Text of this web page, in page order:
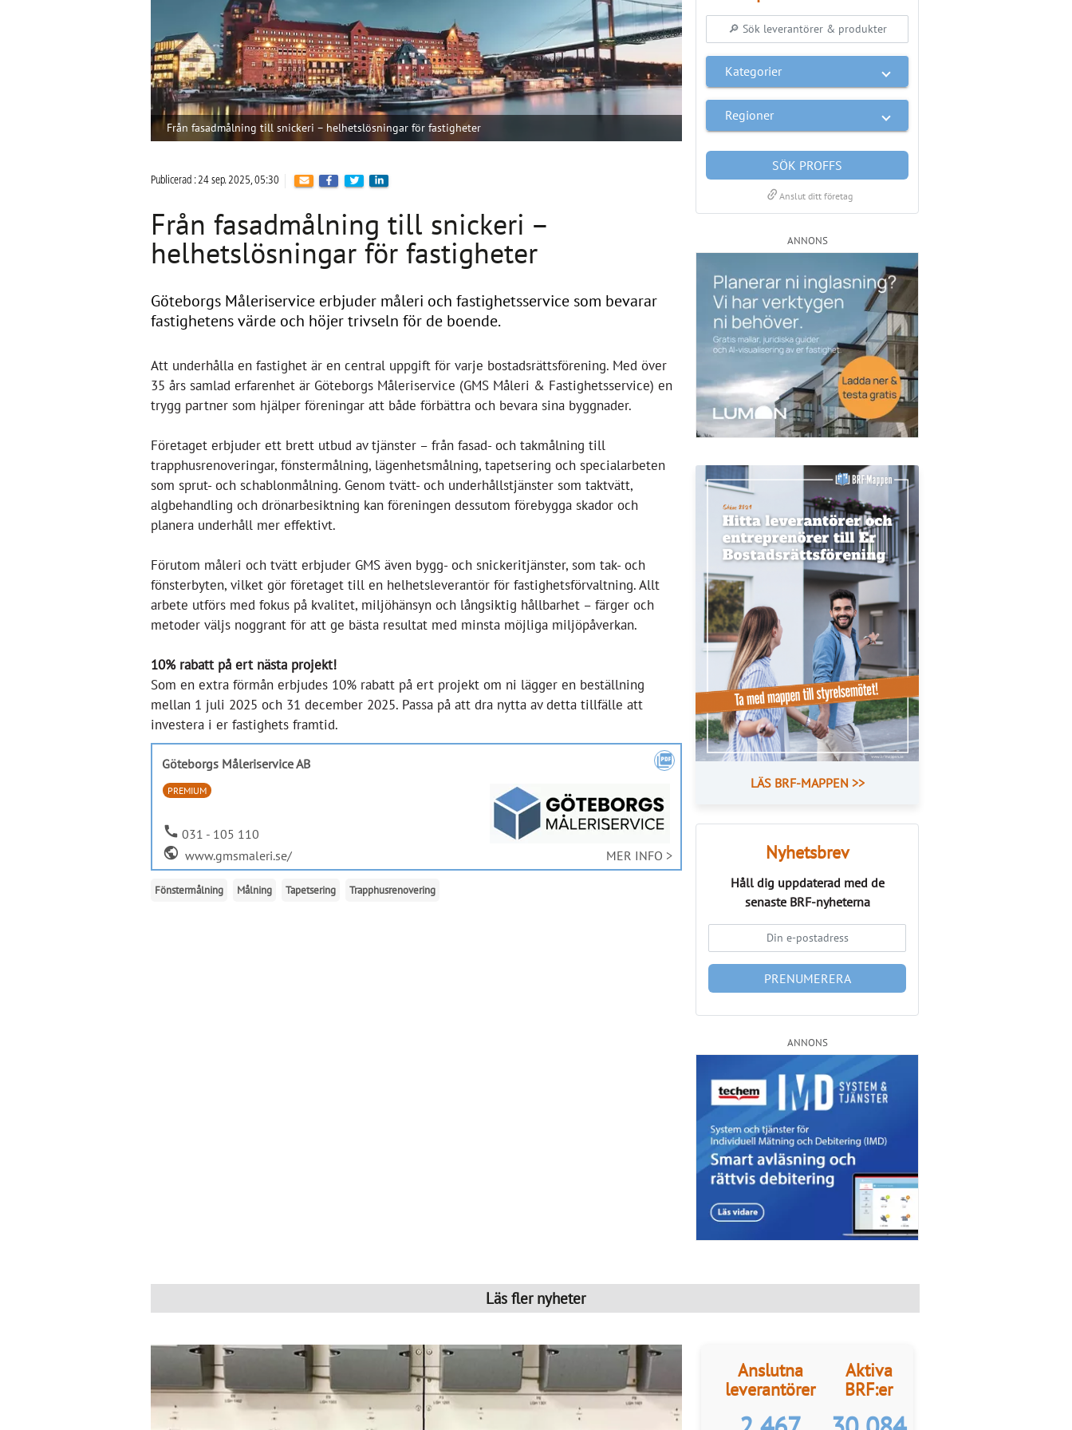
Från fasadmålning till snickeri – helhetslösningar för fastigheter
Publicerad : 24 sep. 2025, 05:30
Från fasadmålning till snickeri –
helhetslösningar för fastigheter
Göteborgs Måleriservice erbjuder måleri och fastighetsservice som bevarar
fastighetens värde och höjer trivseln för de boende.
Att underhålla en fastighet är en central uppgift för varje bostadsrättsförening. Med över
35 års samlad erfarenhet är Göteborgs Måleriservice (GMS Måleri & Fastighetsservice) en
trygg partner som hjälper föreningar att både förbättra och bevara sina byggnader.
Företaget erbjuder ett brett utbud av tjänster – från fasad- och takmålning till
trapphusrenoveringar, fönstermålning, lägenhetsmålning, tapetsering och specialarbeten
som sprut- och schablonmålning. Genom tvätt- och underhållstjänster som taktvätt,
algbehandling och drönarbesiktning kan föreningen dessutom förebygga skador och
planera underhåll mer effektivt.
Förutom måleri och tvätt erbjuder GMS även bygg- och snickeritjänster, som tak- och
fönsterbyten, vilket gör företaget till en helhetsleverantör för fastighetsförvaltning. Allt
arbete utförs med fokus på kvalitet, miljöhänsyn och långsiktig hållbarhet – färger och
metoder väljs noggrant för att ge bästa resultat med minsta möjliga miljöpåverkan.
10% rabatt på ert nästa projekt!
Som en extra förmån erbjudes 10% rabatt på ert projekt om ni lägger en beställning
mellan 1 juli 2025 och 31 december 2025. Passa på att dra nytta av detta tillfälle att
investera i er fastighets framtid.
Göteborgs Måleriservice AB
PREMIUM
call 031 - 105 110
public www.gmsmaleri.se/ MER INFO >
picture_as_pdf
Fönstermålning Målning Tapetsering Trapphusrenovering
Kategorier
Regioner
SÖK PROFFS
linkAnslut ditt företag
ANNONS
LÄS BRF-MAPPEN >>
Nyhetsbrev
Håll dig uppdaterad med de
senaste BRF-nyheterna
PRENUMERERA
ANNONS
Läs fler nyheter
Anslutna
leverantörer
Aktiva
BRF:er